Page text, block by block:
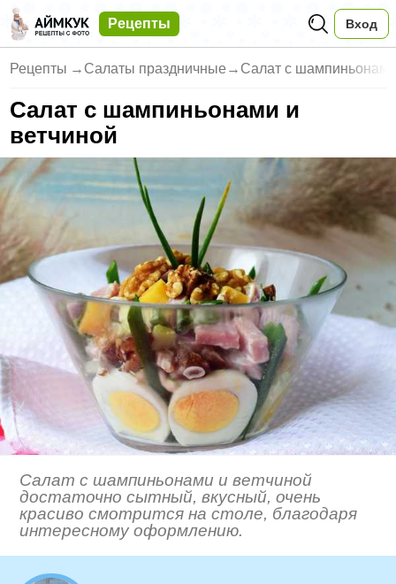
Рецепты Вход
Рецепты → Салаты праздничные → Салат с
Салат с шампиньонами и
ветчиной
Салат с шампиньонами и ветчиной
достаточно сытный, вкусный, очень
красиво смотрится на столе, благодаря
интересному оформлению.